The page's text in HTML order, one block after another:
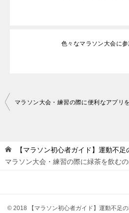
色々なマラソン大会に
投
ビ
ゲ
ョ
マラソン大会・練習の際に便利なアプリ
【マラソン初心者ガイド】運動不足
マラソン大会・練習の際に緑茶を飲む
© 2018 【マラソン初心者ガイド】運動不足の